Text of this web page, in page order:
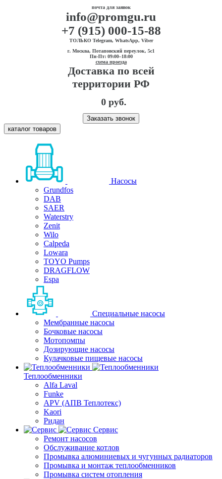
почта для заявок
info@promgu.ru
+7 (915) 000-15-88
ТОЛЬКО Telegram, WhatsApp, Viber
г. Москва, Потаповский переулок, 5с1
Пн-Пт: 09:00–18:00
схема проезда
Доставка по всей
территории РФ
0 руб.
Заказать звонок
каталог товаров
Насосы
Grundfos
DAB
SAER
Waterstry
Zenit
Wilo
Calpeda
Lowara
TOYO Pumps
DRAGFLOW
Espa
Специальные насосы
Мембранные насосы
Бочковые насосы
Мотопомпы
Дозирующие насосы
Кулачковые пищевые насосы
Теплообменники
Alfa Laval
Funke
APV (АПВ Теплотекс)
Kaori
Ридан
Сервис
Ремонт насосов
Обслуживание котлов
Промывка алюминиевых и чугунных радиаторов
Промывка и монтаж теплообменников
Промывка систем отопления